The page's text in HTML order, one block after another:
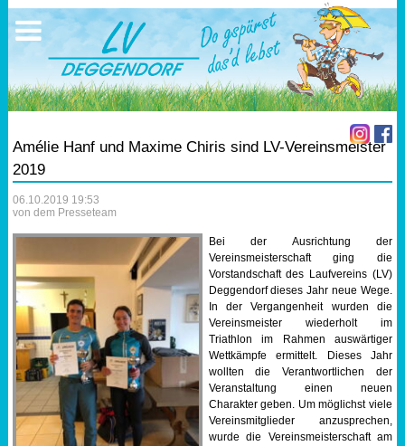
Amélie Hanf und Maxime Chiris sind LV-Vereinsmeister
2019
06.10.2019 19:53
von dem Presseteam
Bei der Ausrichtung der
Vereinsmeisterschaft ging die
Vorstandschaft des Laufvereins (LV)
Deggendorf dieses Jahr neue Wege.
In der Vergangenheit wurden die
Vereinsmeister wiederholt im
Triathlon im Rahmen auswärtiger
Wettkämpfe ermittelt. Dieses Jahr
wollten die Verantwortlichen der
Veranstaltung einen neuen
Charakter geben. Um möglichst viele
Vereinsmitglieder anzusprechen,
wurde die Vereinsmeisterschaft am
Sportangebote
Trainingszeiten
Laufen
Triathlon
Schwimmen
Orientierungslauf
Nachwuchsförderung
Sportabzeichen
Ausschreibungen
17.05.2026 Triathlon
Ergebnisse
Ergebnisse
Mitgliedschaft
Vereinskleidung
Übungs- Gruppenleiter
SEPA Info
Bankverbindung